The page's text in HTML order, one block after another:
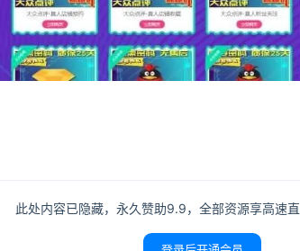
此处内容已隐藏，永久赞助9.9，全部资源享高速
记住登录